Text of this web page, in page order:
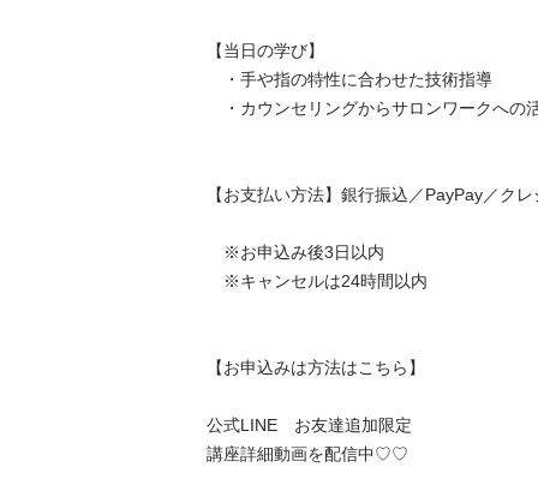
【当日の学び】
・手や指の特性に合わせた技術指導
・カウンセリングからサロンワークへの
【お支払い方法】銀行振込／PayPay／ク
※お申込み後3日以内
※キャンセルは24時間以内
【お申込みは方法はこちら】
公式LINE　お友達追加限定
講座詳細動画を配信中♡♡